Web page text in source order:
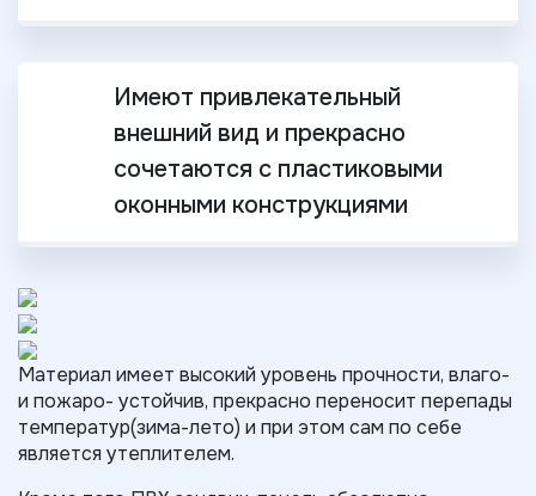
Имеют привлекательный
внешний вид и прекрасно
сочетаются с пластиковыми
оконными конструкциями
Материал имеет высокий уровень прочности, влаго-
и пожаро- устойчив, прекрасно переносит перепады
температур(зима-лето) и при этом сам по себе
является утеплителем.